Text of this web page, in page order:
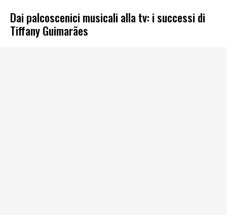
Dai palcoscenici musicali alla tv: i successi di
Tiffany Guimarães